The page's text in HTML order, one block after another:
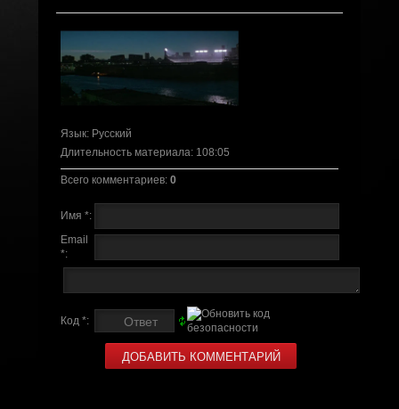
Язык: Русский
Длительность материала: 108:05
Всего комментариев: 0
Имя *:
Email
*:
Код *: